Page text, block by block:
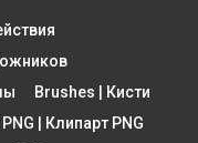
Brushes | Кисти
| Клипарт PNG